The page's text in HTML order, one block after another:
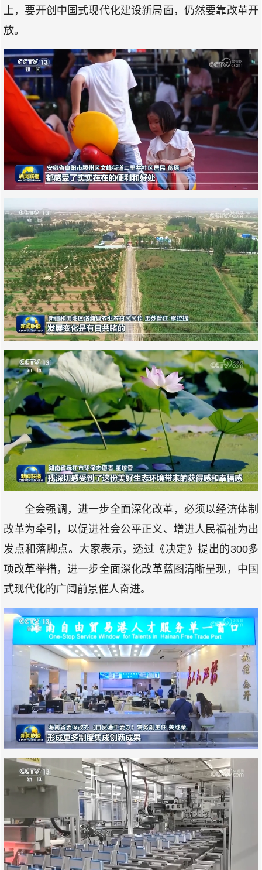
上，要开创中国式现代化建设新局面，仍然要靠改革开
放。
全会强调，进一步全面深化改革，必须以经济体制
改革为牵引，以促进社会公平正义、增进人民福祉为出
发点和落脚点。大家表示，透过《决定》提出的300多
项改革举措，进一步全面深化改革蓝图清晰呈现，中国
式现代化的广阔前景催人奋进。